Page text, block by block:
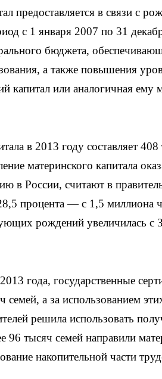
предоставляется в связи с
с 1 января 2007 по 31
бюджета,
а также повышения
капитал или аналогичная
в 2013 году составляет
материнского капитала
в России, считают в
процента — с 1,5 миллиона
рождений увеличилась с
года, государственные
а за использованием
решила использовать
тысяч семей направили
накопительной части